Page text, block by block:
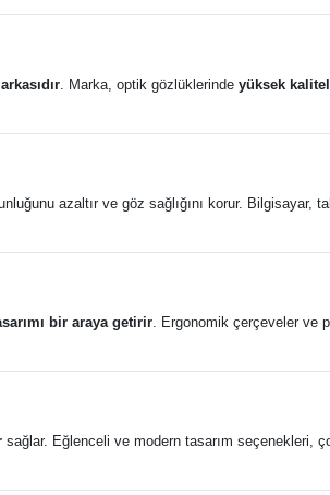
. Marka, optik gözlüklerinde yüksek
azaltır ve göz sağlığını korur. Bilgisayar,
bir araya getirir. Ergonomik çerçeveler ve
sağlar. Eğlenceli ve modern tasarım seçenekleri,